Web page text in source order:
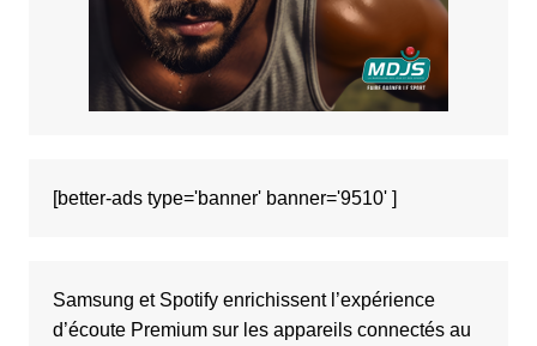
[better-ads type='banner' banner='9510' ]
Samsung et Spotify enrichissent l’expérience
d’écoute Premium sur les appareils connectés au